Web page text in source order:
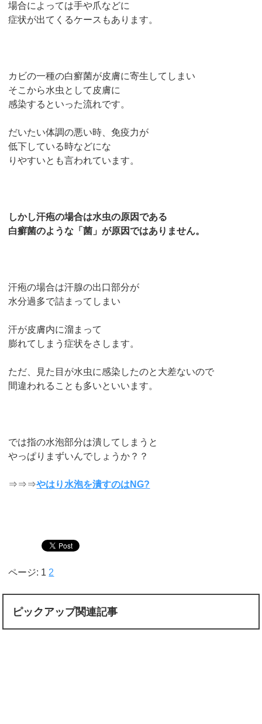
場合によっては手や爪などに
症状が出てくるケースもあります。
カビの一種の白癬菌が皮膚に寄生してしまい
そこから水虫として皮膚に
感染するといった流れです。
だいたい体調の悪い時、免疫力が
低下している時などにな
りやすいとも言われています。
しかし汗疱の場合は水虫の原因である
白癬菌のような「菌」が原因ではありません。
汗疱の場合は汗腺の出口部分が
水分過多で詰まってしまい
汗が皮膚内に溜まって
膨れてしまう症状をさします。
ただ、見た目が水虫に感染したのと大差ないので
間違われることも多いといいます。
では指の水泡部分は潰してしまうと
やっぱりまずいんでしょうか？？
⇒⇒⇒やはり水泡を潰すのはNG?
ページ: 1 2
ピックアップ関連記事